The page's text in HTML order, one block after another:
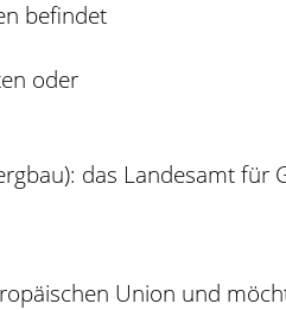
befindet
oder
das Landesamt für
Union und